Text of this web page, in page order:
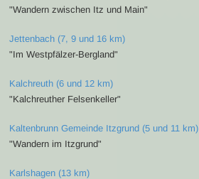
"Wandern zwischen Itz und Main"
Jettenbach (7, 9 und 16 km)
"Im Westpfälzer-Bergland"
Kalchreuth (6 und 12 km)
"Kalchreuther Felsenkeller"
Kaltenbrunn Gemeinde Itzgrund (5 und 11 km)
"Wandern im Itzgrund"
Karlshagen (13 km)